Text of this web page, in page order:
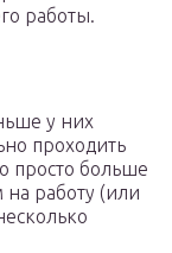
работы.
у них
проходить
просто больше
работу (или